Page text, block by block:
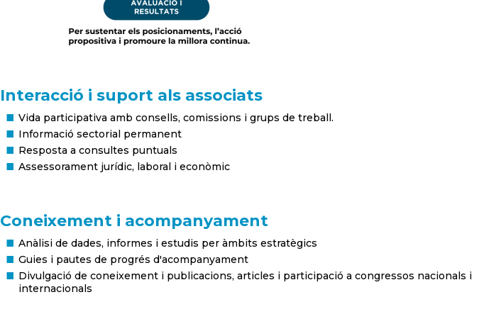
Interacció i suport als associats
Vida participativa amb consells, comissions i grups de treball.
Informació sectorial permanent
Resposta a consultes puntuals
Assessorament jurídic, laboral i econòmic
Coneixement i acompanyament
Anàlisi de dades, informes i estudis per àmbits estratègics
Guies i pautes de progrés d'acompanyament
Divulgació de coneixement i publicacions, articles i participació a congressos nacionals i
internacionals